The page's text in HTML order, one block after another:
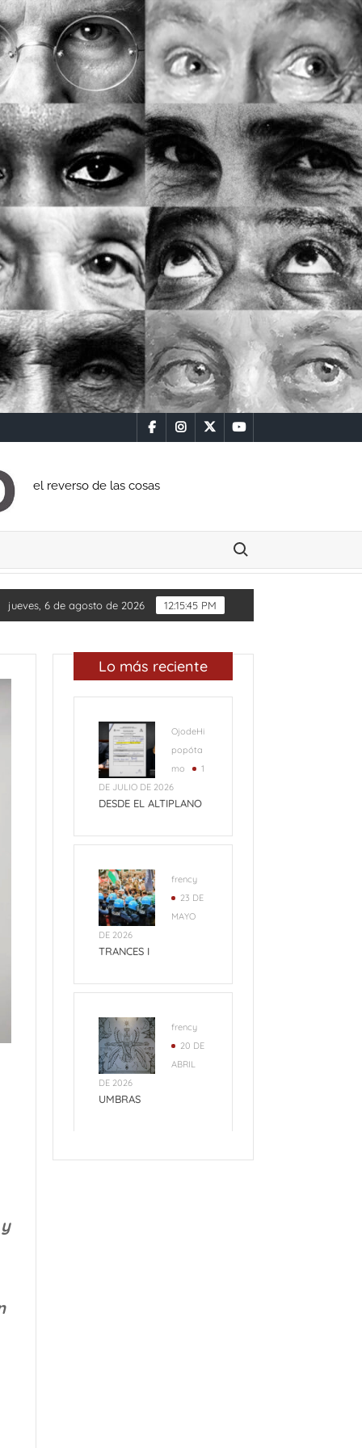
facebookinstagram
x youtube
el reverso de las cosas
Buscar:
Diputada Daylín García adquiere inmueble con
jueves, 6 de agosto de 2026 12:15:46 PM
Lo más reciente
OjodeHi
popóta
mo
1
DE JULIO DE 2026
DESDE EL ALTIPLANO
frency
23 DE
MAYO
DE 2026
TRANCES I
frency
20 DE
ABRIL
DE 2026
UMBRAS